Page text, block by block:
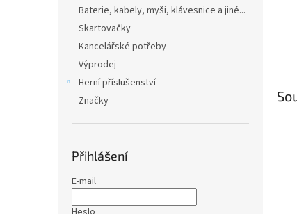
Baterie, kabely, myši, klávesnice a jiné...
Skartovačky
Kancelářské potřeby
Výprodej
Herní příslušenství
Značky
Přihlášení
E-mail